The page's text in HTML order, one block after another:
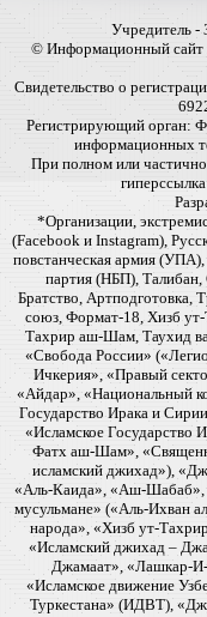
Учредитель -
© Информационный сайт
Свидетельство о
Регистрирующий орган:
информационных
При полном или
*Организации,
(Facebook и Instagram),
повстанческая армия
партия (НБП),
Братство, Артподготовка,
союз, Формат-18, Хизб ут-
Тахрир аш-Шам, Таухид
«Свобода России»
Ичкерия», «Правый
«Айдар», «Национальный
Государство Ирака и
«Исламское
Фатх аш-Шам»,
исламский джихад»),
«Аль-Каида», «Аш-
мусульмане» («Аль-Ихван
народа», «Хизб ут-
«Исламский джихад –
Джамаат», «Лашкар-И-
«Исламское движение
Туркестана» (ИДВТ),